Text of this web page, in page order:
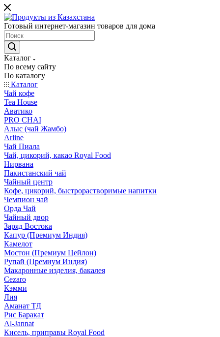
Готовый интернет-магазин товаров для дома
Каталог
По всему сайту
По каталогу
Каталог
Чай кофе
Tea House
Аватико
PRO CHAI
Алыс (чай Жамбо)
Arline
Чай Пиала
Чай, цикорий, какао Royal Food
Нирвана
Пакистанский чай
Чайный центр
Кофе, цикорий, быстрорастворимые напитки
Чемпион чай
Орда Чай
Чайный двор
Заряд Востока
Капур (Премиум Индия)
Камелот
Мостон (Премиум Цейлон)
Рупай (Премиум Индия)
Макаронные изделия, бакалея
Cezaro
Кэмми
Лия
Аманат ТД
Рис Баракат
Al-Jannat
Кисель, приправы Royal Food